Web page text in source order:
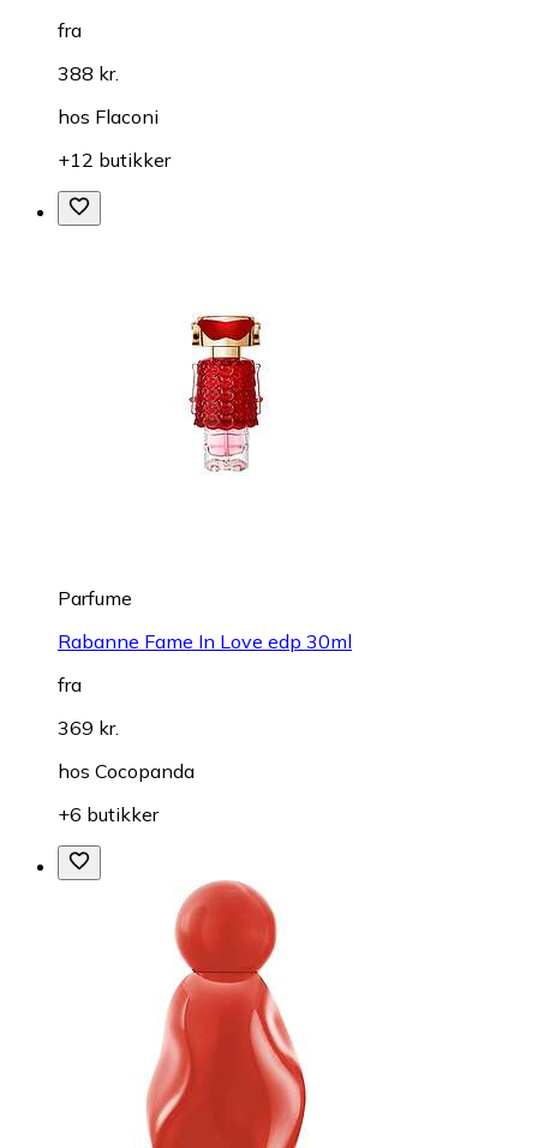
fra
388 kr.
hos Flaconi
+12 butikker
Parfume
Rabanne Fame In Love edp 30ml
fra
369 kr.
hos Cocopanda
+6 butikker